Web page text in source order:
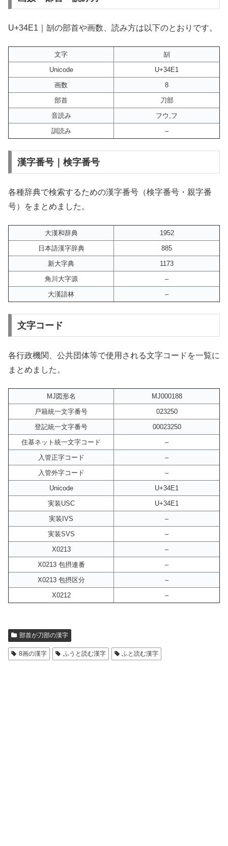
U+34E1｜㓡の部首や画数、読み方は以下のとおりです。
文字
㓡
Unicode
U+34E1
画数
8
部首
刀部
音読み
フウ,フ
訓読み
–
漢字番号｜検字番号
各種辞典で検索するための漢字番号（検字番号・親字番
号）をまとめました。
大漢和辞典
1952
日本語漢字辞典
885
新大字典
1173
角川大字源
–
大漢語林
–
文字コード
各行政機関、公共団体等で使用される文字コードを一覧に
まとめました。
MJ図形名
MJ000188
戸籍統一文字番号
023250
登記統一文字番号
00023250
住基ネット統一文字コード
–
入管正字コード
–
入管外字コード
–
Unicode
U+34E1
実装USC
U+34E1
実装IVS
–
実装SVS
–
X0213
–
X0213 包摂連番
–
X0213 包摂区分
–
X0212
–
部首が刀部の漢字
8画の漢字 ふうと読む漢字 ふと読む漢字